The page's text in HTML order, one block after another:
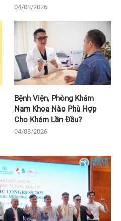
04/08/2026
Bệnh Viện, Phòng Khám
Nam Khoa Nào Phù Hợp
Cho Khám Lần Đầu?
04/08/2026